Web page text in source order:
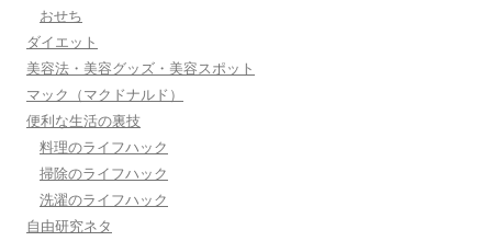
おせち
ダイエット
美容法・美容グッズ・美容スポット
マック（マクドナルド）
便利な生活の裏技
料理のライフハック
掃除のライフハック
洗濯のライフハック
自由研究ネタ